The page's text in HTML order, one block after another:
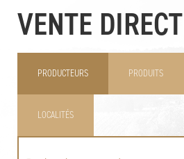
VENTE
PRODUCTEURS PRODUITS
LOCALITÉS